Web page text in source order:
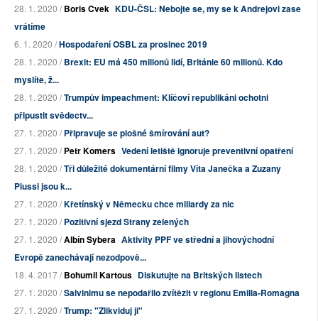
28. 1. 2020 /Boris Cvek KDU-ČSL: Nebojte se, my se k Andrejovi zase
vrátíme
6. 1. 2020 /Hospodaření OSBL za prosinec 2019
28. 1. 2020 /Brexit: EU má 450 milionů lidí, Británie 60 milionů. Kdo
myslíte, ž...
28. 1. 2020 /Trumpův impeachment: Klíčoví republikáni ochotni
připustit svědectv...
27. 1. 2020 /Připravuje se plošné šmírování aut?
27. 1. 2020 /Petr Komers Vedení letiště ignoruje preventivní opatření
28. 1. 2020 /Tři důležité dokumentární filmy Víta Janečka a Zuzany
Piussi jsou k...
27. 1. 2020 /Křetínský v Německu chce miliardy za nic
27. 1. 2020 /Pozitivní sjezd Strany zelených
27. 1. 2020 /Albín Sybera Aktivity PPF ve střední a jihovýchodní
Evropě zanechávají nezodpově...
18. 4. 2017 /Bohumil Kartous Diskutujte na Britských listech
27. 1. 2020 /Salvinimu se nepodařilo zvítězit v regionu Emilia-Romagna
27. 1. 2020 /Trump: "Zlikviduj ji"